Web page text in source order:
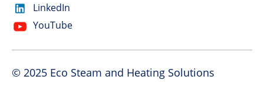
LinkedIn
YouTube
© 2025 Eco Steam and Heating Solutions